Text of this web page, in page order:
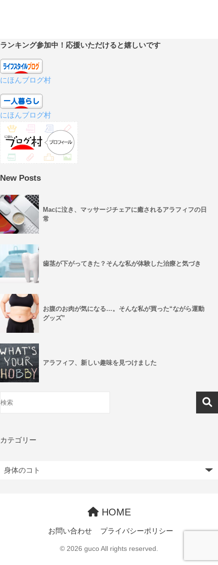
ランキング参加中！応援いただけると嬉しいです
にほんブログ村
にほんブログ村
New Posts
Macに泣き、マッサージチェアに癒されるアラフィフの日
常
歯茎が下がってきた？そんな私が体験した治療と気づき
お腹のお肉が気になる…。そんな私が買った“ながら運動
グッズ”
アラフィフ、新しい趣味を見つけました
カテゴリー
HOME
お問い合わせ プライバシーポリシー
© 2026 guco All rights reserved.